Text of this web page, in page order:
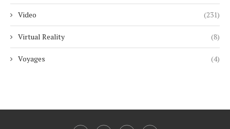
Video (231)
Virtual Reality (8)
Voyages (4)